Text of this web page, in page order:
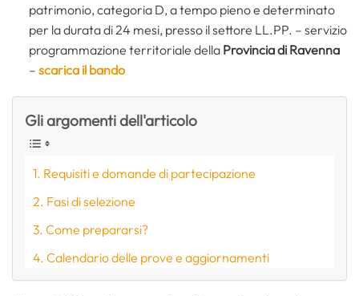
patrimonio, categoria D, a tempo pieno e determinato
per la durata di 24 mesi, presso il settore LL.PP. – servizio
programmazione territoriale della Provincia di Ravenna
– scarica il bando
Gli argomenti dell'articolo
Requisiti e domande di partecipazione
Fasi di selezione
Come prepararsi?
Calendario delle prove e aggiornamenti